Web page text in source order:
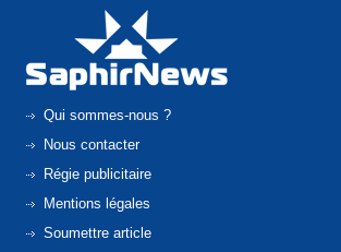
Qui sommes-nous ?
Nous contacter
Régie publicitaire
Mentions légales
Soumettre article